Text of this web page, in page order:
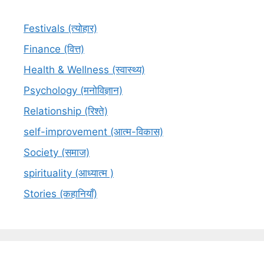
Festivals (त्योहार)
Finance (वित्त)
Health & Wellness (स्वास्थ्य)
Psychology (मनोविज्ञान)
Relationship (रिश्ते)
self-improvement (आत्म-विकास)
Society (समाज)
spirituality (आध्यात्म )
Stories (कहानियाँ)